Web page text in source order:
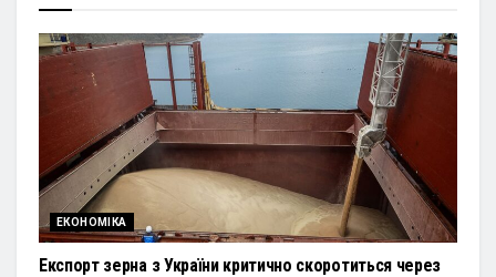
ЕКОНОМІКА
Експорт зерна з України критично скоротиться через